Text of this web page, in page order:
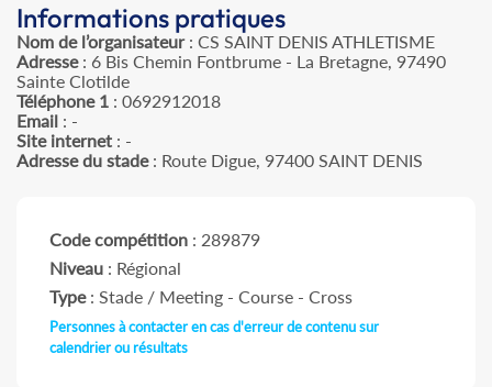
Informations pratiques
Nom de l’organisateur: CS SAINT DENIS ATHLETISME
Adresse: 6 Bis Chemin Fontbrume - La Bretagne, 97490
Sainte Clotilde
Téléphone 1 : 0692912018
Email : -
Site internet : -
Adresse du stade: Route Digue, 97400 SAINT DENIS
Code compétition : 289879
Niveau : Régional
Type: Stade / Meeting - Course - Cross
Personnes à contacter en cas d'erreur de contenu sur
calendrier ou résultats